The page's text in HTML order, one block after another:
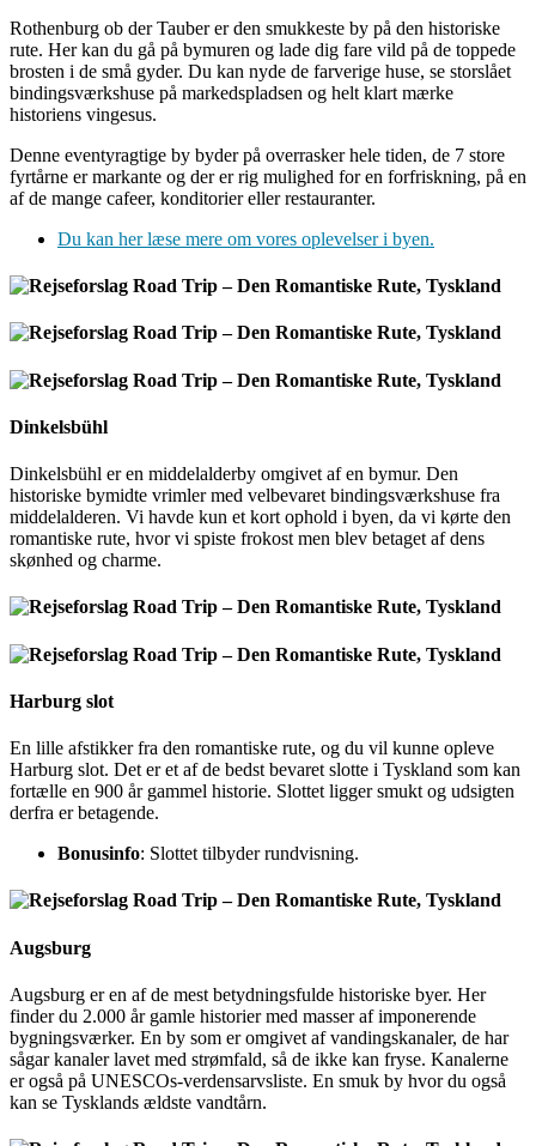
Rothenburg ob der Tauber er den smukkeste by på den historiske
rute. Her kan du gå på bymuren og lade dig fare vild på de toppede
brosten i de små gyder. Du kan nyde de farverige huse, se storslået
bindingsværkshuse på markedspladsen og helt klart mærke
historiens vingesus.
Denne eventyragtige by byder på overrasker hele tiden, de 7 store
fyrtårne er markante og der er rig mulighed for en forfriskning, på en
af de mange cafeer, konditorier eller restauranter.
Du kan her læse mere om vores oplevelser i byen.
Dinkelsbühl
Dinkelsbühl er en middelalderby omgivet af en bymur. Den
historiske bymidte vrimler med velbevaret bindingsværkshuse fra
middelalderen. Vi havde kun et kort ophold i byen, da vi kørte den
romantiske rute, hvor vi spiste frokost men blev betaget af dens
skønhed og charme.
Harburg slot
En lille afstikker fra den romantiske rute, og du vil kunne opleve
Harburg slot. Det er et af de bedst bevaret slotte i Tyskland som kan
fortælle en 900 år gammel historie. Slottet ligger smukt og udsigten
derfra er betagende.
Bonusinfo: Slottet tilbyder rundvisning.
Augsburg
Augsburg er en af de mest betydningsfulde historiske byer. Her
finder du 2.000 år gamle historier med masser af imponerende
bygningsværker. En by som er omgivet af vandingskanaler, de har
sågar kanaler lavet med strømfald, så de ikke kan fryse. Kanalerne
er også på UNESCOs-verdensarvsliste. En smuk by hvor du også
kan se Tysklands ældste vandtårn.